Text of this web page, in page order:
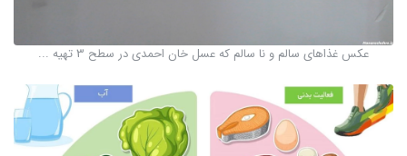
عکس غذاهای سالم و نا سالم که عسل خان احمدی در سطح 3 تهیه ...